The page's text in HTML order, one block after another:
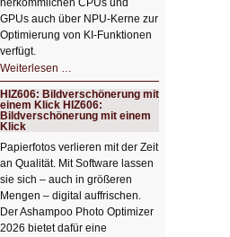
herkömmlichen CPUs und
GPUs auch über NPU-Kerne zur
Optimierung von KI-Funktionen
verfügt.
Weiterlesen …
Schicker
kompakter
Rechenturbo
HIZ606: Bildverschönerung mit
einem Klick HIZ606:
Bildverschönerung mit einem
Klick
Papierfotos verlieren mit der Zeit
an Qualität. Mit Software lassen
sie sich – auch in größeren
Mengen – digital auffrischen.
Der Ashampoo Photo Optimizer
2026 bietet dafür eine